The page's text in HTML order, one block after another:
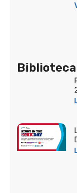
Biblioteca